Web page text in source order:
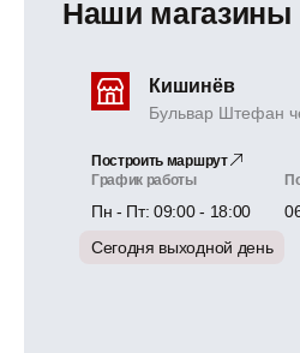
Наши магазины
Кишинёв
Бульвар Штефан
Построить маршрут
График работы
Пн - Пт: 09:00 - 18:00
Сегодня выходной день